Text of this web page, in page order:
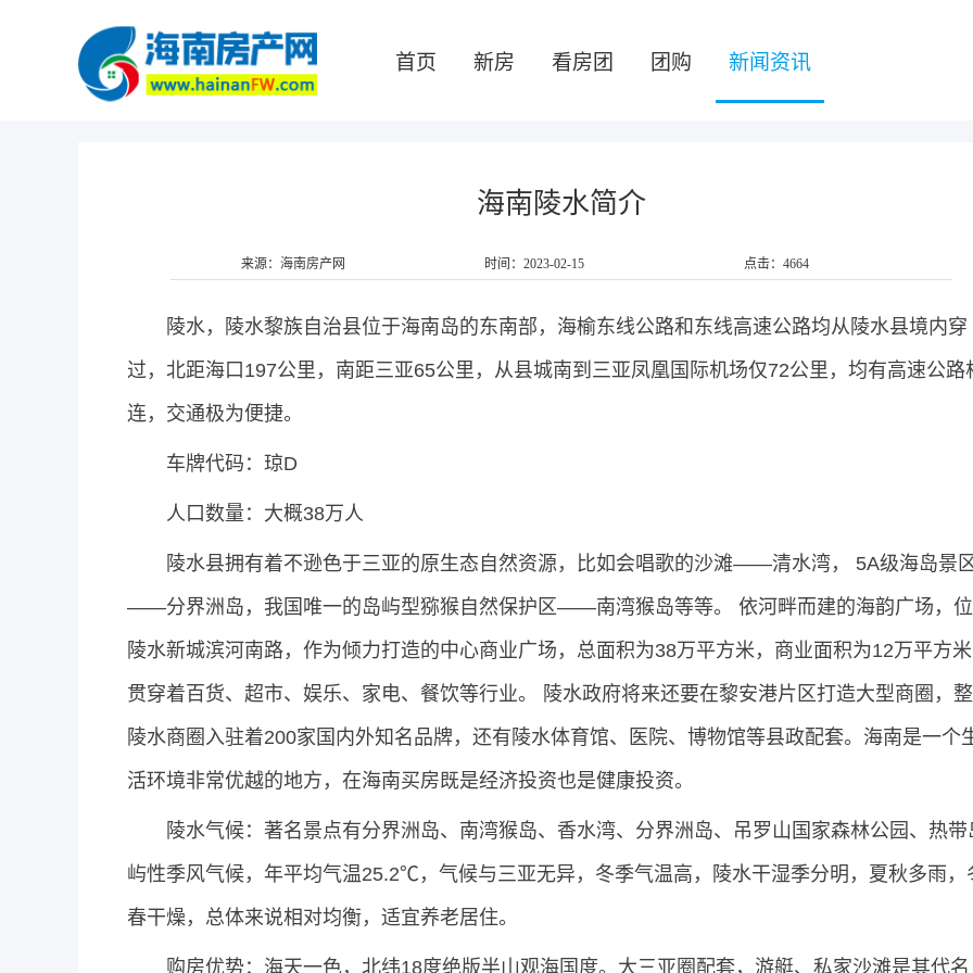
首页 新房 看房团 团购 新闻资讯
海南陵水简介
来源：海南房产网 时间：2023-02-15 点击：4664
陵水，陵水黎族自治县位于海南岛的东南部，海榆东线公路和东线高速公路均从陵水县境内穿
过，北距海口197公里，南距三亚65公里，从县城南到三亚凤凰国际机场仅72公里，均有高速公路
连，交通极为便捷。
车牌代码：琼D
人口数量：大概38万人
陵水县拥有着不逊色于三亚的原生态自然资源，比如会唱歌的沙滩——清水湾， 5A级海岛景
——分界洲岛，我国唯一的岛屿型猕猴自然保护区——南湾猴岛等等。 依河畔而建的海韵广场，
陵水新城滨河南路，作为倾力打造的中心商业广场，总面积为38万平方米，商业面积为12万平方米
贯穿着百货、超市、娱乐、家电、餐饮等行业。 陵水政府将来还要在黎安港片区打造大型商圈，
陵水商圈入驻着200家国内外知名品牌，还有陵水体育馆、医院、博物馆等县政配套。海南是一个
活环境非常优越的地方，在海南买房既是经济投资也是健康投资。
陵水气候：著名景点有分界洲岛、南湾猴岛、香水湾、分界洲岛、吊罗山国家森林公园、热带
屿性季风气候，年平均气温25.2℃，气候与三亚无异，冬季气温高，陵水干湿季分明，夏秋多雨，
春干燥，总体来说相对均衡，适宜养老居住。
购房优势：海天一色，北纬18度绝版半山观海国度。大三亚圈配套，游艇、私家沙滩是其代名